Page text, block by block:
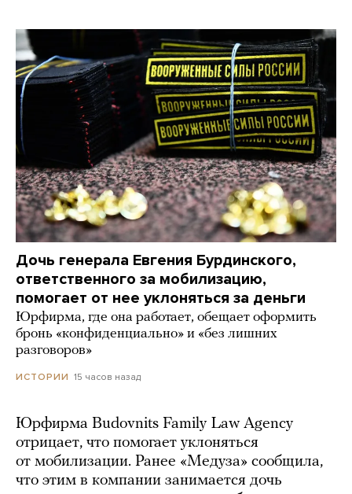
Дочь генерала Евгения Бурдинского,
ответственного за мобилизацию,
помогает от нее уклоняться за деньги
Юрфирма, где она работает, обещает оформить
бронь «конфиденциально» и «без лишних
разговоров»
ИСТОРИИ 15 часов назад
Юрфирма Budovnits Family Law Agency
отрицает, что помогает уклоняться
от мобилизации. Ранее «Медуза» сообщила,
что этим в компании занимается дочь